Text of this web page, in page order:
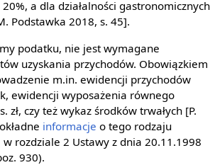
a dla działalności gastronomicznych
Podstawka 2018, s. 45].
podatku, nie jest wymagane
uzyskania przychodów. Obowiązkiem
m.in. ewidencji przychodów
ewidencji wyposażenia równego
zł, czy też wykaz środków trwałych [P.
informacje o tego rodzaju
rozdziale 2 Ustawy z dnia 20.11.1998
930).